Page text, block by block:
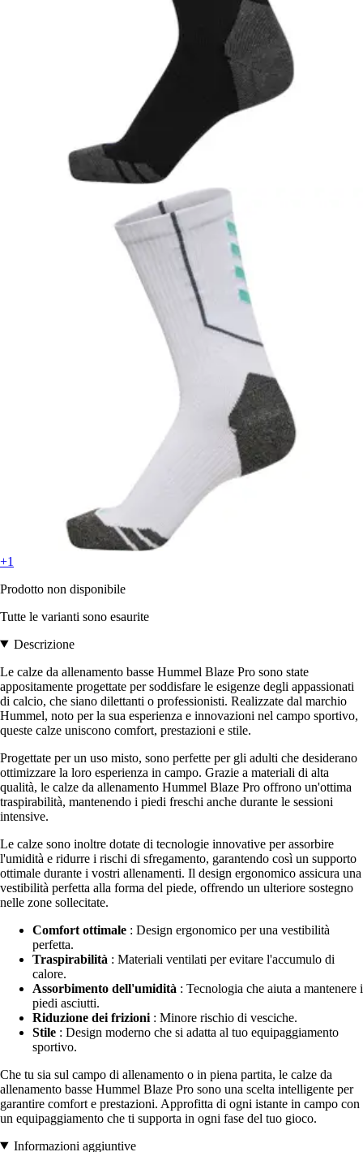
+1
Prodotto non disponibile
Tutte le varianti sono esaurite
Descrizione
Le calze da allenamento basse Hummel Blaze Pro sono state
appositamente progettate per soddisfare le esigenze degli appassionati
di calcio, che siano dilettanti o professionisti. Realizzate dal marchio
Hummel, noto per la sua esperienza e innovazioni nel campo sportivo,
queste calze uniscono comfort, prestazioni e stile.
Progettate per un uso misto, sono perfette per gli adulti che desiderano
ottimizzare la loro esperienza in campo. Grazie a materiali di alta
qualità, le calze da allenamento Hummel Blaze Pro offrono un'ottima
traspirabilità, mantenendo i piedi freschi anche durante le sessioni
intensive.
Le calze sono inoltre dotate di tecnologie innovative per assorbire
l'umidità e ridurre i rischi di sfregamento, garantendo così un supporto
ottimale durante i vostri allenamenti. Il design ergonomico assicura una
vestibilità perfetta alla forma del piede, offrendo un ulteriore sostegno
nelle zone sollecitate.
Comfort ottimale : Design ergonomico per una vestibilità
perfetta.
Traspirabilità : Materiali ventilati per evitare l'accumulo di
calore.
Assorbimento dell'umidità : Tecnologia che aiuta a mantenere i
piedi asciutti.
Riduzione dei frizioni : Minore rischio di vesciche.
Stile : Design moderno che si adatta al tuo equipaggiamento
sportivo.
Che tu sia sul campo di allenamento o in piena partita, le calze da
allenamento basse Hummel Blaze Pro sono una scelta intelligente per
garantire comfort e prestazioni. Approfitta di ogni istante in campo con
un equipaggiamento che ti supporta in ogni fase del tuo gioco.
Informazioni aggiuntive